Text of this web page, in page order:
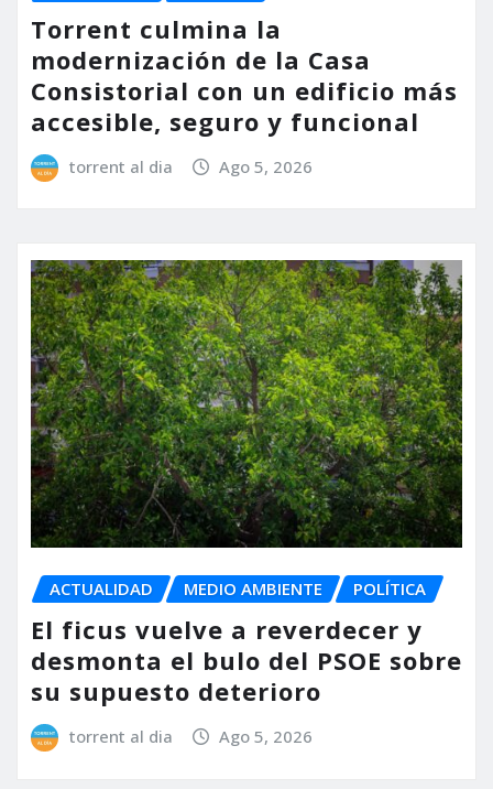
Torrent culmina la
modernización de la Casa
Consistorial con un edificio más
accesible, seguro y funcional
torrent al dia Ago 5, 2026
ACTUALIDAD MEDIO AMBIENTE POLÍTICA
El ficus vuelve a reverdecer y
desmonta el bulo del PSOE sobre
su supuesto deterioro
torrent al dia Ago 5, 2026